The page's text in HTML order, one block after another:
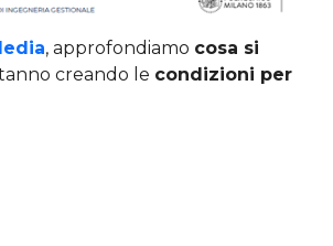
, approfondiamo cosa si
creando le condizioni per